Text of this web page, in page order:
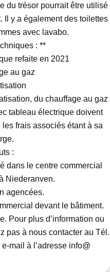
du trésor pourrait être utilisé
Il y a également des toilettes
avec lavabo.
: **
refaite en 2021
au gaz
du chauffage au gaz
tableau électrique doivent
frais associés étant à sa
:
dans le centre commercial
Niederanven.
agencées.
devant le bâtiment.
Pour plus d’information ou
pas à nous contacter au Tél.
mail à l’adresse info@